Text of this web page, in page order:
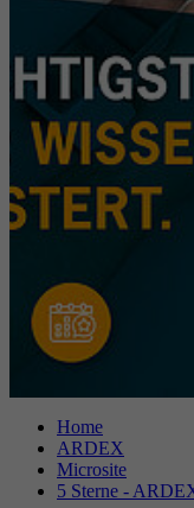
Home
ARDEX
Microsite
5 Sterne -
Laufzeit 6
Zweck